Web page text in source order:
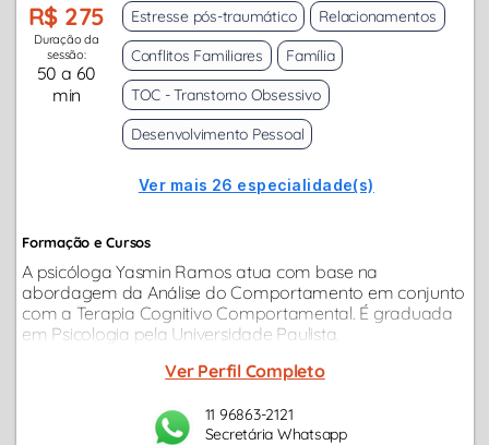
R$ 275
Duração da
sessão:
50 a 60
min
Estresse pós-traumático
Relacionamentos
Conflitos Familiares
Família
TOC - Transtorno Obsessivo
Desenvolvimento Pessoal
Ver mais 26 especialidade(s)
Formação e Cursos
A psicóloga Yasmin Ramos atua com base na
abordagem da Análise do Comportamento em conjunto
com a Terapia Cognitivo Comportamental. É graduada
em Psicologia pela Universidade Paulista.
Ver Perfil Completo
11 96863-2121
Secretária Whatsapp